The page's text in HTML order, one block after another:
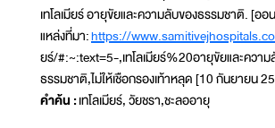
เทโลเมียร์ อายุขัยและความลับของธรรมชาติ. [อ
แหล่งที่มา:https://
ยร์/#:~:text=5-,เทโลเมียร์%20อายุขัยและควา
ธรรมชาติ,ไม่ให้เชือกรองเท้าหลุด [10 กันยายน
คำค้น :เทโลเมียร์, วัยชรา,ชะลออายุ